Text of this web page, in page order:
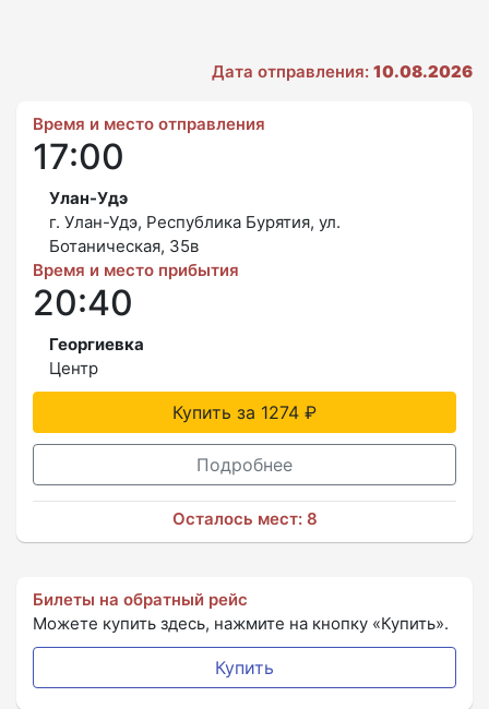
Дата отправления: 10.08.2026
Время и место отправления
17:00
Улан-Удэ
г. Улан-Удэ, Республика Бурятия, ул.
Ботаническая, 35в
Время и место прибытия
20:40
Георгиевка
Центр
Купить за 1274 ₽
Подробнее
Осталось мест: 8
Билеты на обратный рейс
Можете купить здесь, нажмите на кнопку «Купить».
Купить